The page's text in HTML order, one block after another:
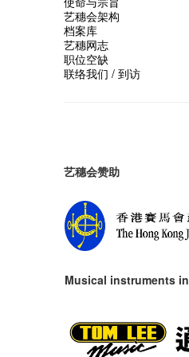
艺穗会架构
档案库
艺穗网志
职位空缺
联络我们 / 到访
艺穗会赞助
Musical instruments in